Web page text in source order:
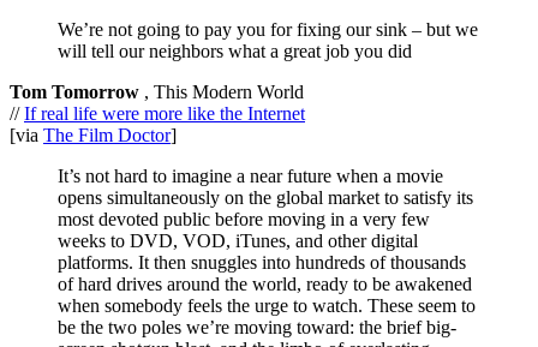
We’re not going to pay you for fixing our sink – but we
will tell our neighbors what a great job you did
Tom Tomorrow , This Modern World
//If real life were more like the Internet
[via The Film Doctor]
It’s not hard to imagine a near future when a movie
opens simultaneously on the global market to satisfy its
most devoted public before moving in a very few
weeks to DVD, VOD, iTunes, and other digital
platforms. It then snuggles into hundreds of thousands
of hard drives around the world, ready to be awakened
when somebody feels the urge to watch. These seem to
be the two poles we’re moving toward: the brief big-